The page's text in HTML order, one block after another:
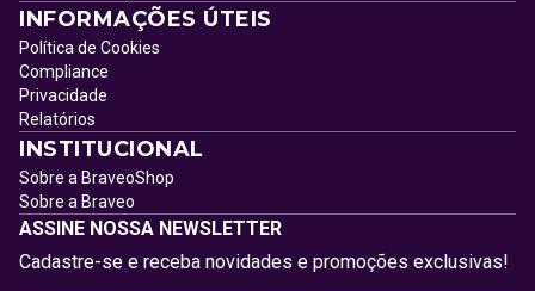
INFORMAÇÕES ÚTEIS
Política de Cookies
Compliance
Privacidade
Relatórios
INSTITUCIONAL
Sobre a BraveoShop
Sobre a Braveo
ASSINE NOSSA NEWSLETTER
Cadastre-se e receba novidades e promoções exclusivas!